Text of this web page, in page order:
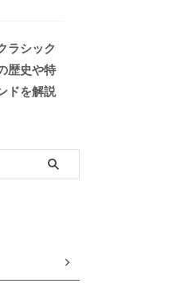
ラシック
歴史や特
ドを解説